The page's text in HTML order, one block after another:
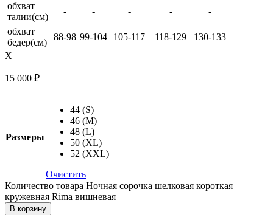
обхват
талии(см)
- - - -
-
обхват
бедер(см)
88-98 99-104 105-117 118-129
130-133
X
15 000 ₽
Размеры
44 (S)
46 (M)
48 (L)
50 (XL)
52 (XXL)
Очистить
Количество товара Ночная сорочка шелковая короткая
кружевная Rima вишневая
В корзину